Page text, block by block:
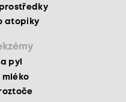
atopiky
pyl
mléko